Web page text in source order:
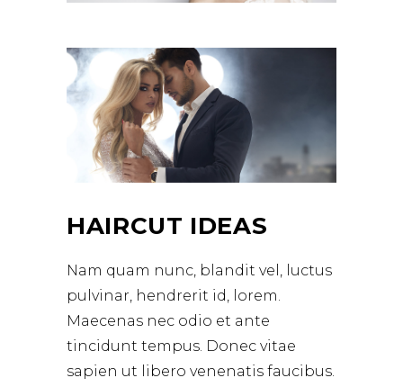
HAIRCUT IDEAS
Nam quam nunc, blandit vel, luctus
pulvinar, hendrerit id, lorem.
Maecenas nec odio et ante
tincidunt tempus. Donec vitae
sapien ut libero venenatis faucibus.